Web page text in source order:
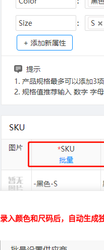
录入颜色和尺码后，自动生成